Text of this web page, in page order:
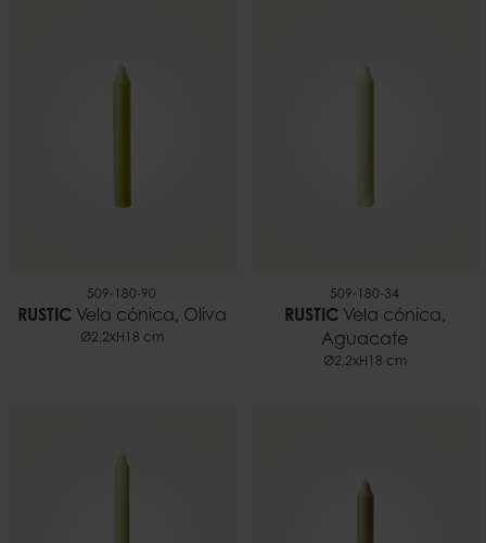
509-180-90
RUSTICVela cónica, Oliva
Ø2,2xH18 cm
509-180-34
RUSTICVela cónica,
Aguacate
Ø2,2xH18 cm